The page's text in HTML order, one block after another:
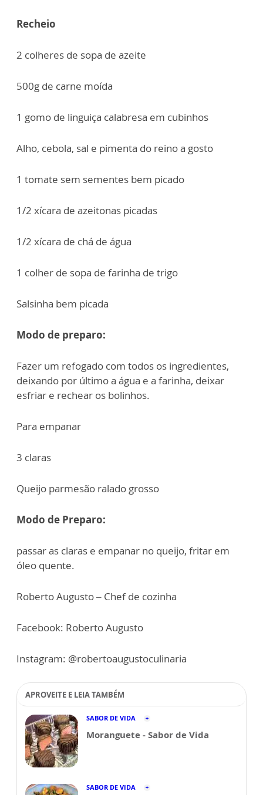
Recheio
2 colheres de sopa de azeite
500g de carne moída
1 gomo de linguiça calabresa em cubinhos
Alho, cebola, sal e pimenta do reino a gosto
1 tomate sem sementes bem picado
1/2 xícara de azeitonas picadas
1/2 xícara de chá de água
1 colher de sopa de farinha de trigo
Salsinha bem picada
Modo de preparo:
Fazer um refogado com todos os ingredientes,
deixando por último a água e a farinha, deixar
esfriar e rechear os bolinhos.
Para empanar
3 claras
Queijo parmesão ralado grosso
Modo de Preparo:
passar as claras e empanar no queijo, fritar em
óleo quente.
Roberto Augusto – Chef de cozinha
Facebook: Roberto Augusto
Instagram: @robertoaugustoculinaria
APROVEITE E LEIA TAMBÉM
SABOR DE VIDA
Moranguete - Sabor de Vida
SABOR DE VIDA